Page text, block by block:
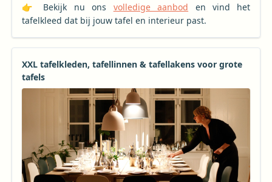
👉 Bekijk nu ons volledige aanbod en vind het
tafelkleed dat bij jouw tafel en interieur past.
XXL tafelkleden, tafellinnen & tafellakens voor grote
tafels